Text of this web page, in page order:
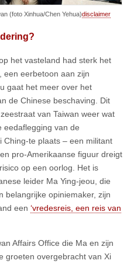
(foto Xinhua/Chen Yehua)disclaimer
het vasteland had sterk het
, een eerbetoon aan zijn
gaat het meer over het
de Chinese beschaving. Dit
van Taiwan weer wat
eedaflegging van de
Ching-te plaats – een militant
pro-Amerikaanse figuur dreigt
op een oorlog. Het is
leider Ma Ying-jeou, die
belangrijke opiniemaker, zijn
een ‘vredesreis, een reis van
Affairs Office die Ma en zijn
groeten overgebracht van Xi